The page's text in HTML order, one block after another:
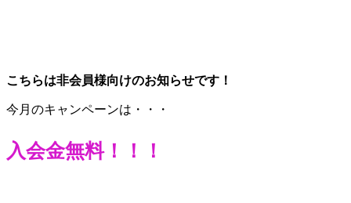
こちらは非会員様向けのお知らせです！
今月のキャンペーンは・・・
入会金無料！！！